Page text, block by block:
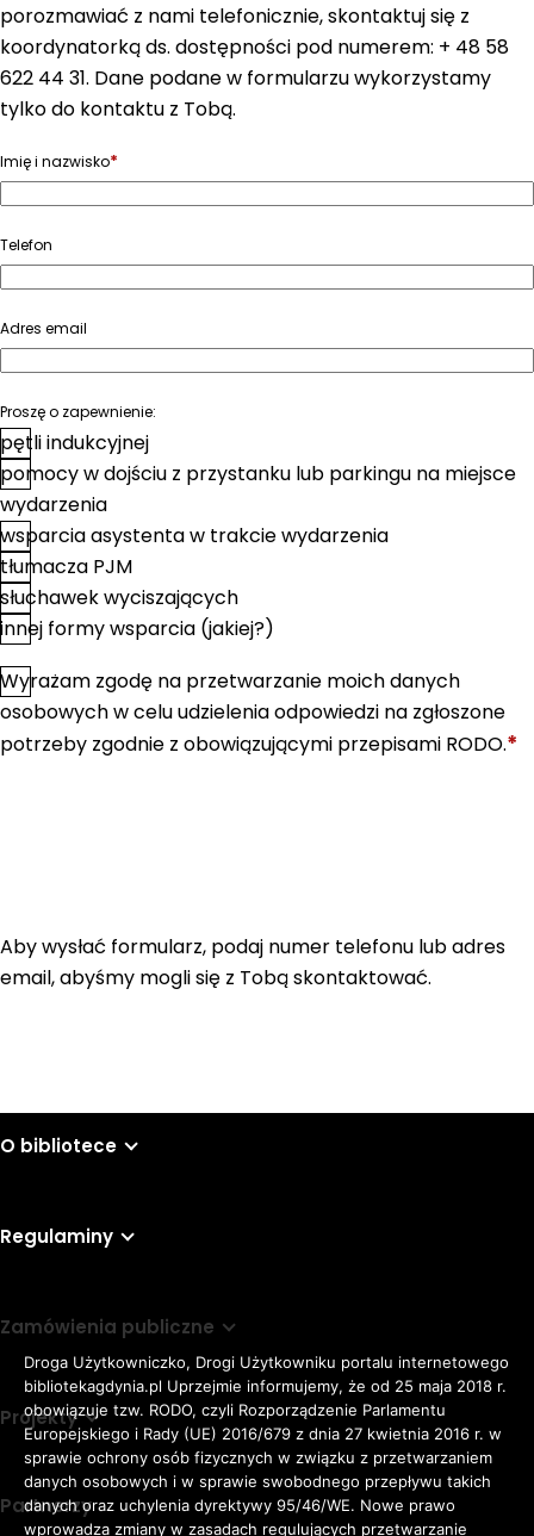
porozmawiać z nami telefonicznie, skontaktuj się z
koordynatorką ds. dostępności pod numerem: + 48 58
622 44 31. Dane podane w formularzu wykorzystamy
tylko do kontaktu z Tobą.
Imię i nazwisko*
Telefon
Adres email
Proszę o zapewnienie:
pętli indukcyjnej
pomocy w dojściu z przystanku lub parkingu na miejsce
wydarzenia
wsparcia asystenta w trakcie wydarzenia
tłumacza PJM
słuchawek wyciszających
innej formy wsparcia (jakiej?)
Zgoda*
Wyrażam zgodę na przetwarzanie moich danych
osobowych w celu udzielenia odpowiedzi na zgłoszone
potrzeby zgodnie z obowiązującymi przepisami RODO.*
Aby wysłać formularz, podaj numer telefonu lub adres
email, abyśmy mogli się z Tobą skontaktować.
O bibliotece
Regulaminy
Zamówienia publiczne
Projekty
Partnerzy
Droga Użytkowniczko, Drogi Użytkowniku portalu internetowego
bibliotekagdynia.pl Uprzejmie informujemy, że od 25 maja 2018 r.
obowiązuje tzw. RODO, czyli Rozporządzenie Parlamentu
Europejskiego i Rady (UE) 2016/679 z dnia 27 kwietnia 2016 r. w
sprawie ochrony osób fizycznych w związku z przetwarzaniem
danych osobowych i w sprawie swobodnego przepływu takich
danych oraz uchylenia dyrektywy 95/46/WE. Nowe prawo
wprowadza zmiany w zasadach regulujących przetwarzanie